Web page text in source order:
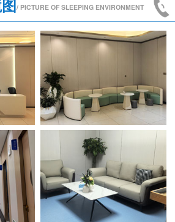
/ PICTURE OF SLEEPING ENVIRONMENT